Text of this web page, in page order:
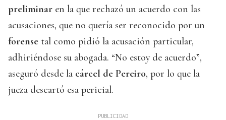
preliminar en la que rechazó un acuerdo con las
acusaciones, que no quería ser reconocido por un
forense tal como pidió la acusación particular,
adhiriéndose su abogada. “No estoy de acuerdo”,
aseguró desde la cárcel de Pereiro, por lo que la
jueza descartó esa pericial.